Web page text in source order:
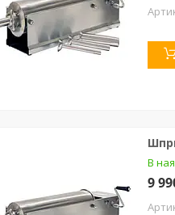
В
9